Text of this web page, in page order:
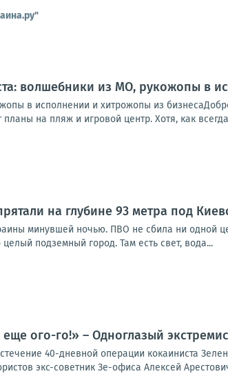
волшебники из МО, рукожопы в
в исполнении и хитрожопы из
на пляж и игровой центр. Хотя, как
на глубине 93 метра под
минувшей ночью. ПВО не сбила ни одной
подземный город. Там есть свет, вода...
ого-го!» – Одноглазый
40-дневной операции кокаиниста
экс-советник Зе-офиса Алексей